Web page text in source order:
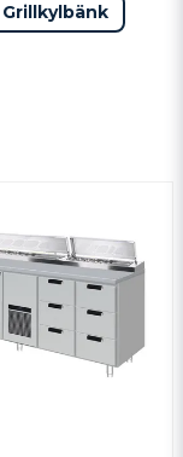
Grillkylbänk